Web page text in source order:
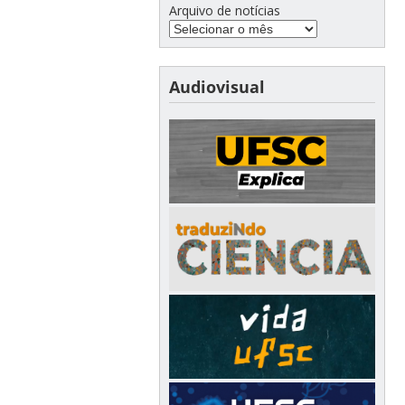
Arquivo de notícias
Audiovisual